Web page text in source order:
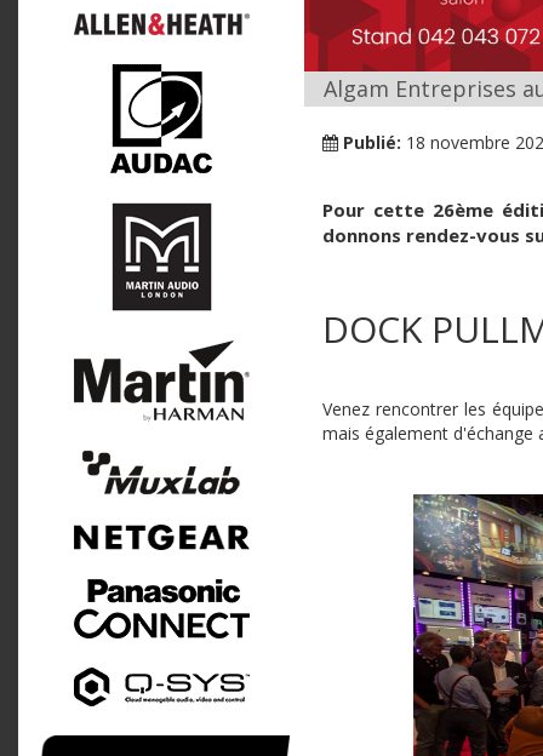
Algam Entreprises
Publié: 18 novembre
Pour cette 26ème
donnons rendez-vous
DOCK
Venez rencontrer les
mais également